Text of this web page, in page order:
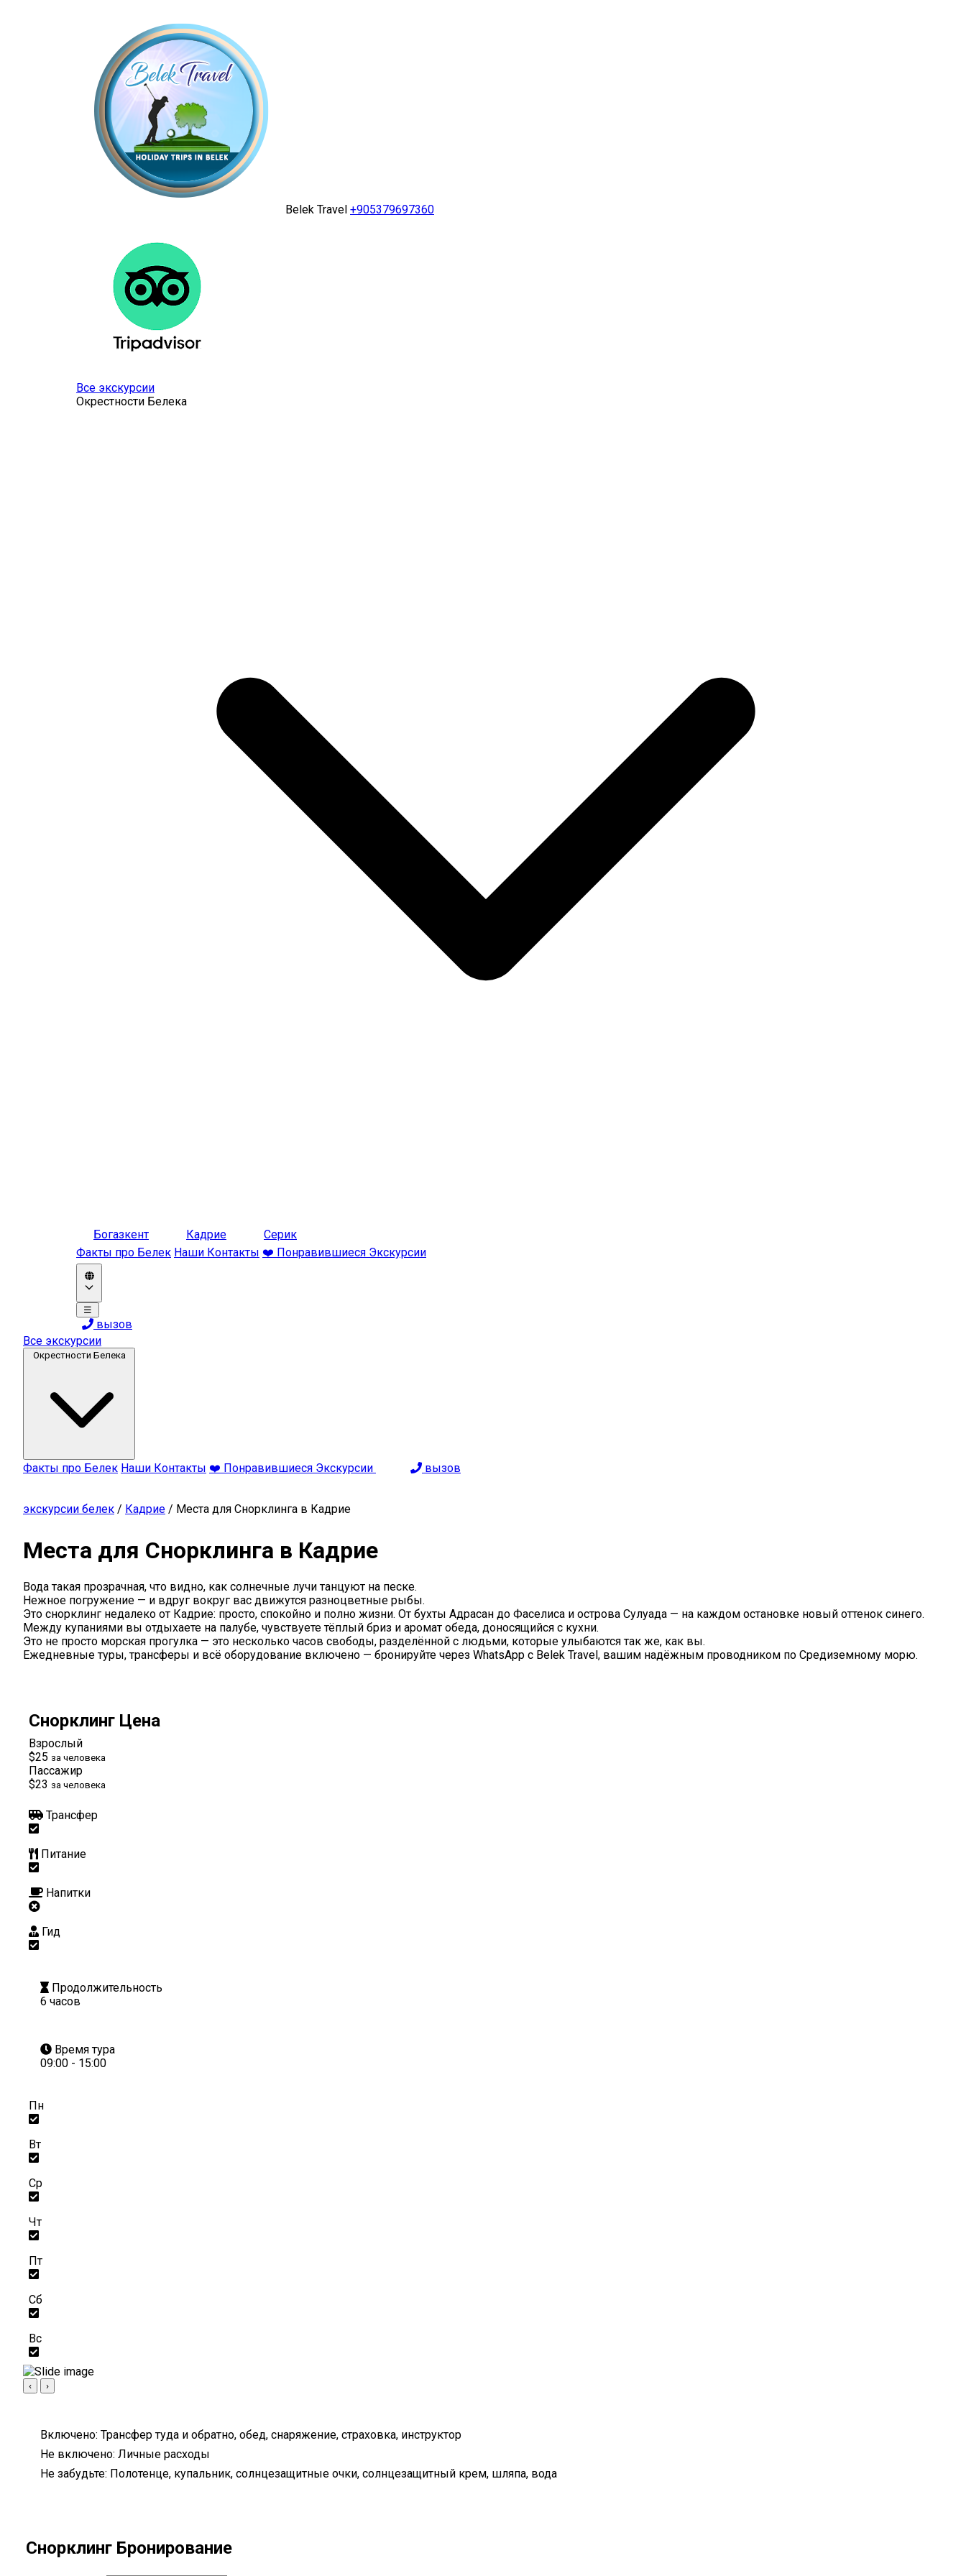
Belek Travel +905379697360
Все экскурсии
Окрестности Белека
Богазкент Кадрие
Серик
Факты про Белек Наши Контакты ❤️ Понравившиеся Экскурсии
☰
вызов
Все экскурсии
Окрестности Белека
Факты про Белек Наши Контакты ❤️ Понравившиеся Экскурсии вызов
экскурсии белек / Кадрие / Места для Снорклинга в Кадрие
Места для Снорклинга в Кадрие
Вода такая прозрачная, что видно, как солнечные лучи танцуют на песке.
Нежное погружение — и вдруг вокруг вас движутся разноцветные рыбы.
Это снорклинг недалеко от Кадрие: просто, спокойно и полно жизни. От бухты Адрасан до Фаселиса и острова Сулуада — на каждом остановке новый оттенок синего.
Между купаниями вы отдыхаете на палубе, чувствуете тёплый бриз и аромат обеда, доносящийся с кухни.
Это не просто морская прогулка — это несколько часов свободы, разделённой с людьми, которые улыбаются так же, как вы.
Ежедневные туры, трансферы и всё оборудование включено — бронируйте через WhatsApp с Belek Travel, вашим надёжным проводником по Средиземному морю.
Снорклинг Цена
Взрослый
$25 за человека
Пассажир
$23 за человека
Трансфер
Питание
Напитки
Гид
Продолжительность
6 часов
Время тура
09:00 - 15:00
Пн
Вт
Ср
Чт
Пт
Сб
Вс
‹ ›
Включено: Трансфер туда и обратно, обед, снаряжение, страховка, инструктор
Не включено: Личные расходы
Не забудьте: Полотенце, купальник, солнцезащитные очки, солнцезащитный крем, шляпа, вода
Снорклинг Бронирование